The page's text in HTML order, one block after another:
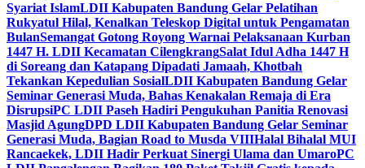
Syariat IslamLDII Kabupaten Bandung Gelar Pelatihan
Rukyatul Hilal, Kenalkan Teleskop Digital untuk Pengamatan
BulanSemangat Gotong Royong Warnai Pelaksanaan Kurban
1447 H. LDII Kecamatan CilengkrangSalat Idul Adha 1447 H
di Soreang dan Katapang Dipadati Jamaah, Khotbah
Tekankan Kepedulian SosialLDII Kabupaten Bandung Gelar
Seminar Generasi Muda, Bahas Kenakalan Remaja di Era
DisrupsiPC LDII Paseh Hadiri Pengukuhan Panitia Renovasi
Masjid AgungDPD LDII Kabupaten Bandung Gelar Seminar
Generasi Muda, Bagian Road to Musda VIIIHalal Bihalal MUI
Rancaekek, LDII Hadir Perkuat Sinergi Ulama dan UmaroPC